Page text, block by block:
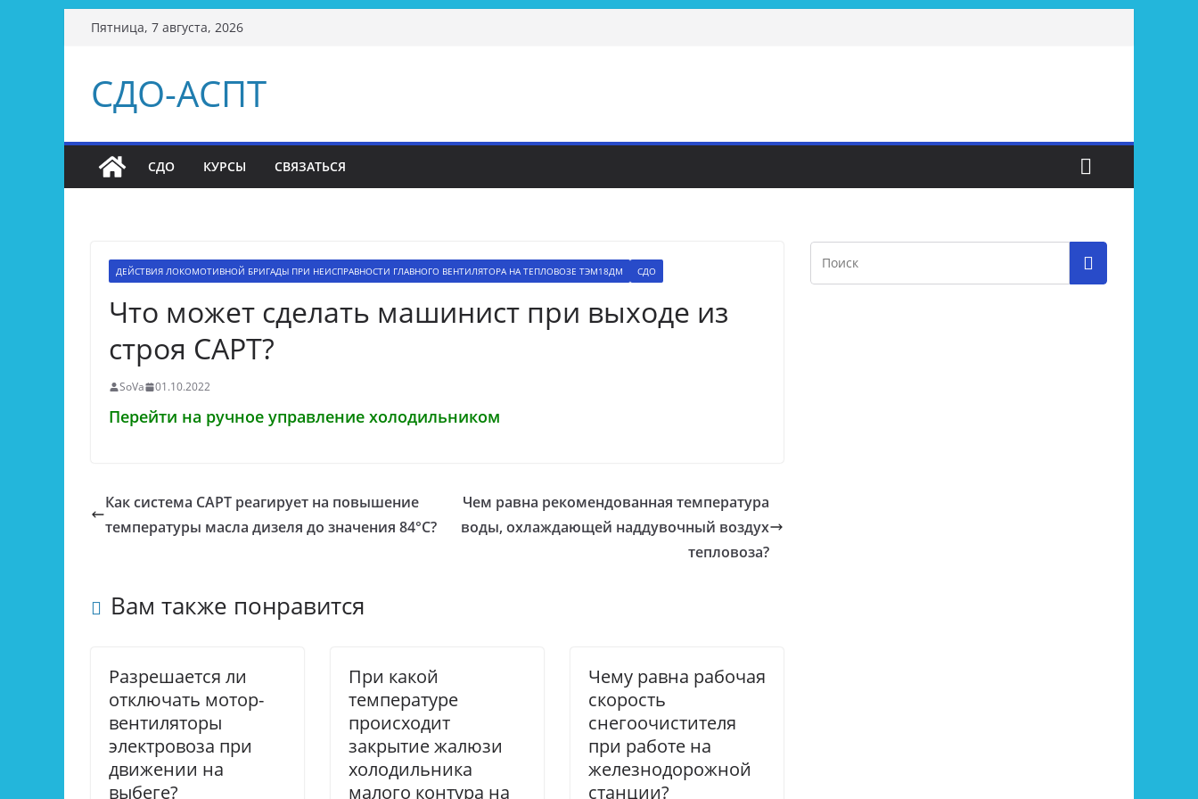
Перейти
Пятница, 7 августа, 2026
СДО-АСПТ
СДО КУРСЫ СВЯЗАТЬСЯ
ДЕЙСТВИЯ ЛОКОМОТИВНОЙ БРИГАДЫ ПРИ НЕИСПРАВНОСТИ ГЛАВНОГО ВЕНТИЛЯТОРА НА ТЕПЛОВОЗЕ ТЭМ18ДМ СДО
Что может сделать машинист при выходе из
строя САРТ?
SoVa 01.10.2022
Перейти на ручное управление холодильником
Как система САРТ реагирует на повышение
температуры масла дизеля до значения 84°С?
Чем равна рекомендованная температура
воды, охлаждающей наддувочный воздух
тепловоза?
Вам также понравится
Разрешается ли
отключать мотор-
вентиляторы
электровоза при
движении на
выбеге?
При какой
температуре
происходит
закрытие жалюзи
холодильника
малого контура на
Чему равна рабочая
скорость
снегоочистителя
при работе на
железнодорожной
станции?